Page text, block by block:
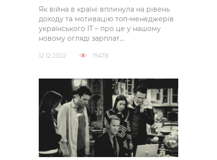
Як війна в країні вплинула на рівень
доходу та мотивацію топ-менеджерів
українського ІТ – про це у нашому
новому огляді зарплат...
12.12.2022 19478